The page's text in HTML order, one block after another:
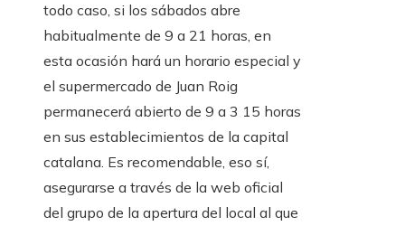
todo caso, si los sábados abre
habitualmente de 9 a 21 horas, en
esta ocasión hará un horario especial y
el supermercado de Juan Roig
permanecerá abierto de 9 a 3 15 horas
en sus establecimientos de la capital
catalana. Es recomendable, eso sí,
asegurarse a través de la web oficial
del grupo de la apertura del local al que